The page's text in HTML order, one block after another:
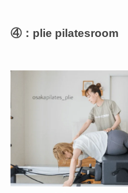
④：plie pilatesroom